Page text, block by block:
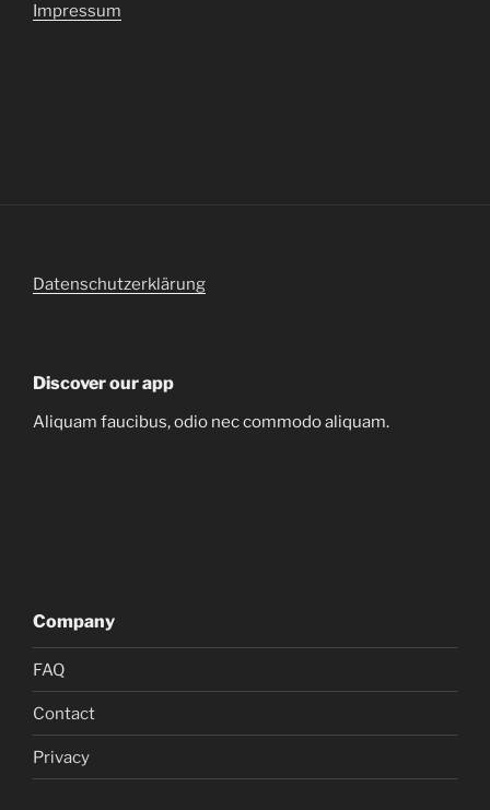
Impressum
Datenschutzerklärung
Discover our app
Aliquam faucibus, odio nec commodo aliquam.
Company
FAQ
Contact
Privacy